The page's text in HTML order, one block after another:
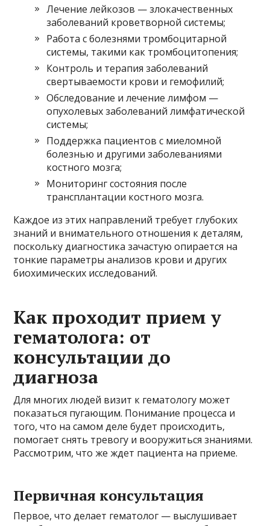
Лечение лейкозов — злокачественных
заболеваний кроветворной системы;
Работа с болезнями тромбоцитарной
системы, такими как тромбоцитопения;
Контроль и терапия заболеваний
свертываемости крови и гемофилий;
Обследование и лечение лимфом —
опухолевых заболеваний лимфатической
системы;
Поддержка пациентов с миеломной
болезнью и другими заболеваниями
костного мозга;
Мониторинг состояния после
трансплантации костного мозга.
Каждое из этих направлений требует глубоких
знаний и внимательного отношения к деталям,
поскольку диагностика зачастую опирается на
тонкие параметры анализов крови и других
биохимических исследований.
Как проходит прием у
гематолога: от
консультации до
диагноза
Для многих людей визит к гематологу может
показаться пугающим. Понимание процесса и
того, что на самом деле будет происходить,
помогает снять тревогу и вооружиться знаниями.
Рассмотрим, что же ждет пациента на приеме.
Первичная консультация
Первое, что делает гематолог — выслушивает